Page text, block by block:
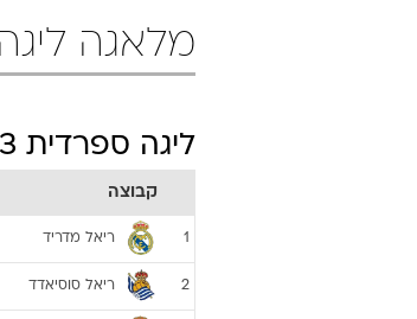
מלאגה ליגה
ליגה ספרדית 02/03
קבוצה
1 ריאל מדריד
2 ריאל סוסיאדד